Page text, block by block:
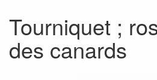
Tourniquet ;
des canards